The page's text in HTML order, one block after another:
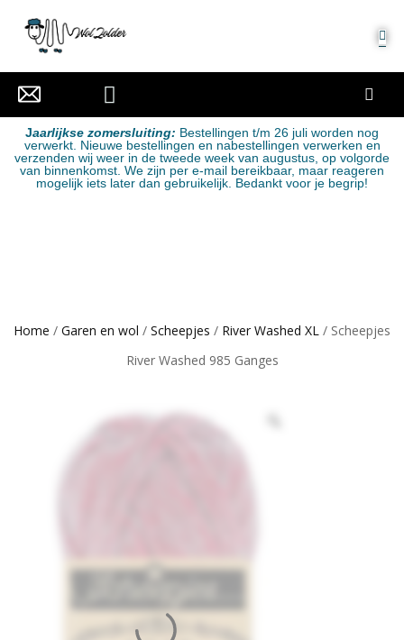
Jaarlijkse zomersluiting: Bestellingen t/m 26 juli worden nog
verwerkt. Nieuwe bestellingen en nabestellingen verwerken en
verzenden wij weer in de tweede week van augustus, op volgorde
van binnenkomst. We zijn per e-mail bereikbaar, maar reageren
mogelijk iets later dan gebruikelijk. Bedankt voor je begrip!
Home / Garen en wol / Scheepjes / River Washed XL / Scheepjes
River Washed 985 Ganges